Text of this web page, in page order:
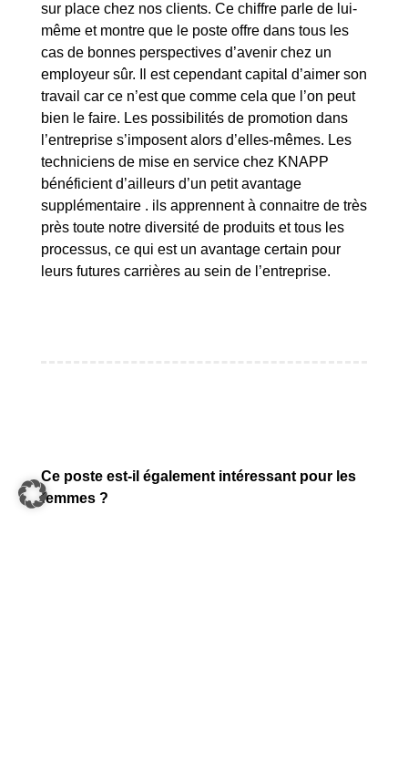
sur place chez nos clients. Ce chiffre parle de lui-
même et montre que le poste offre dans tous les
cas de bonnes perspectives d’avenir chez un
employeur sûr. Il est cependant capital d’aimer son
travail car ce n’est que comme cela que l’on peut
bien le faire. Les possibilités de promotion dans
l’entreprise s’imposent alors d’elles-mêmes. Les
techniciens de mise en service chez KNAPP
bénéficient d’ailleurs d’un petit avantage
supplémentaire . ils apprennent à connaitre de très
près toute notre diversité de produits et tous les
processus, ce qui est un avantage certain pour
leurs futures carrières au sein de l’entreprise.
Ce poste est-il également intéressant pour les
femmes ?